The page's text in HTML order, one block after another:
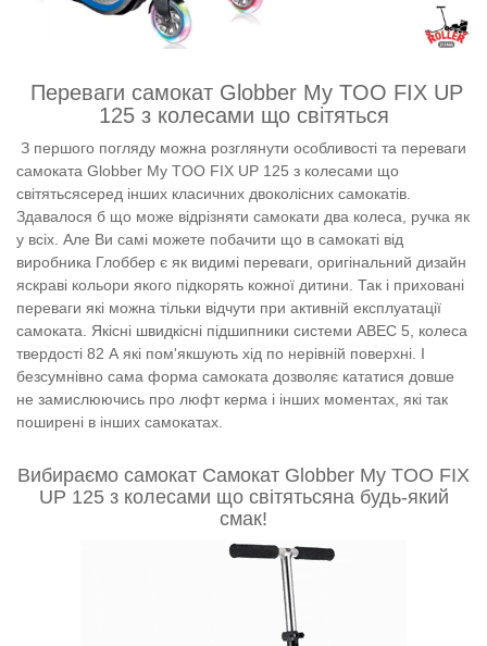
Переваги самокат Globber My TOO FIX UP
125 з колесами що світяться
З першого погляду можна розглянути особливості та переваги
самоката Globber My TOO FIX UP 125 з колесами що
світятьсясеред інших класичних двоколісних самокатів.
Здавалося б що може відрізняти самокати два колеса, ручка як
у всіх. Але Ви самі можете побачити що в самокаті від
виробника Глоббер є як видимі переваги, оригінальний дизайн
яскраві кольори якого підкорять кожної дитини. Так і приховані
переваги які можна тільки відчути при активній експлуатації
самоката. Якісні швидкісні підшипники системи ABEC 5, колеса
твердості 82 А які пом'якшують хід по нерівній поверхні. І
безсумнівно сама форма самоката дозволяє кататися довше
не замислюючись про люфт керма і інших моментах, які так
поширені в інших самокатах.
Вибираємо самокат Самокат Globber My TOO FIX
UP 125 з колесами що світятьсяна будь-який
смак!